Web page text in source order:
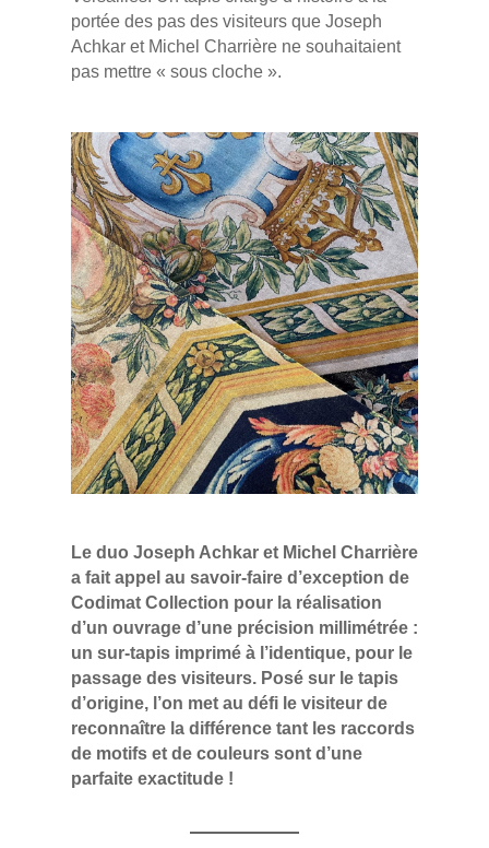
portée des pas des visiteurs que Joseph
Achkar et Michel Charrière ne souhaitaient
pas mettre « sous cloche ».
Le duo Joseph Achkar et Michel Charrière
a fait appel au savoir-faire d’exception de
Codimat Collection pour la réalisation
d’un ouvrage d’une précision millimétrée :
un sur-tapis imprimé à l’identique, pour le
passage des visiteurs. Posé sur le tapis
d’origine, l’on met au défi le visiteur de
reconnaître la différence tant les raccords
de motifs et de couleurs sont d’une
parfaite exactitude !